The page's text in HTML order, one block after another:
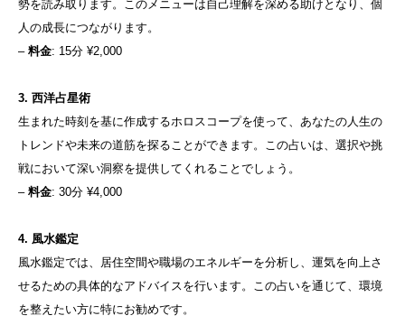
勢を読み取ります。このメニューは自己理解を深める助けとなり、個
人の成長につながります。
– 料金: 15分 ¥2,000
3. 西洋占星術
生まれた時刻を基に作成するホロスコープを使って、あなたの人生の
トレンドや未来の道筋を探ることができます。この占いは、選択や挑
戦において深い洞察を提供してくれることでしょう。
– 料金: 30分 ¥4,000
4. 風水鑑定
風水鑑定では、居住空間や職場のエネルギーを分析し、運気を向上さ
せるための具体的なアドバイスを行います。この占いを通じて、環境
を整えたい方に特にお勧めです。